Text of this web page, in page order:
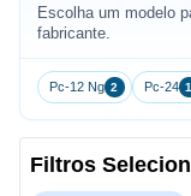
Escolha um modelo
fabricante.
Pc-12 Ng 2 Pc-24 1
Filtros